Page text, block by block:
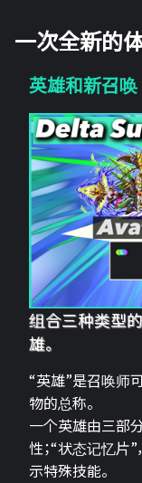
一次全新的
英雄和新召唤
组合三种类型
雄。
“英雄”是召唤师
物的总称。
一个英雄由三部
性；“状态记忆片
示特殊技能。